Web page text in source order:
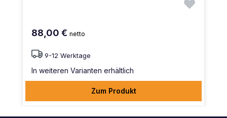
88,00 € netto
9-12 Werktage
In weiteren Varianten erhältlich
Zum Produkt